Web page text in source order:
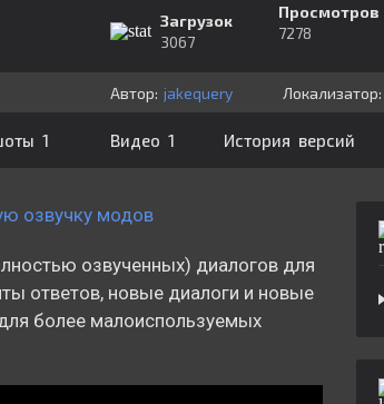
Загрузок
3067
Просмотров
7278
Автор: jakequery Локализатор:
1 Видео 1 История версий
озвучку модов
озвученных) диалогов для
ответов, новые диалоги и новые
более малоиспользуемых